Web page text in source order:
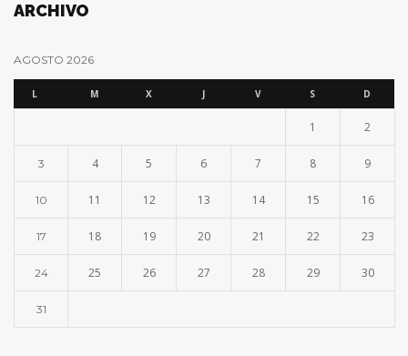
ARCHIVO
AGOSTO 2026
L M X J V S D
1 2
3 4 5 6 7 8 9
10 11 12 13 14 15 16
17 18 19 20 21 22 23
24 25 26 27 28 29 30
31